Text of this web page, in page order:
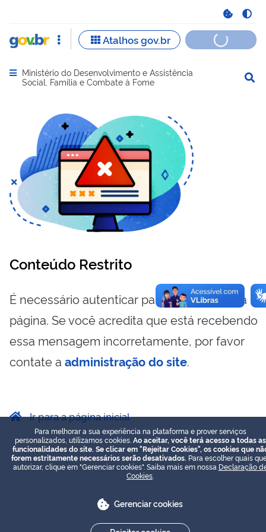
Abrir menu principal de navegação
Ministério do Desenvolvimento e Assistência
Social, Família e Combate à Fome
Conteúdo Restrito
É necessário autenticar para visualizar essa
página. Se você acredita que está recebendo
essa mensagem incorretamente, por favor
contate a administração do site.
Ir para a página inicial
Para melhorar a sua experiência na plataforma e prover serviços
personalizados, utilizamos cookies. Ao aceitar, você terá acesso a todas as
funcionalidades do site. Se clicar em "Rejeitar Cookies", os cookies que
forem estritamente necessários serão desativados. Para escolher quais
autorizar, clique em "Gerenciar cookies". Saiba mais em nossa Declaração
Cookies
Gerenciar cookies